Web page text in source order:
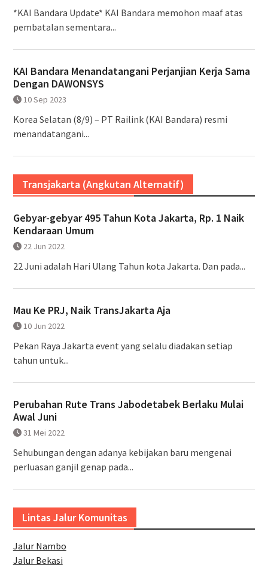
*KAI Bandara Update* KAI Bandara memohon maaf atas
pembatalan sementara...
KAI Bandara Menandatangani Perjanjian Kerja Sama
Dengan DAWONSYS
10 Sep 2023
Korea Selatan (8/9) – PT Railink (KAI Bandara) resmi
menandatangani...
Transjakarta (Angkutan Alternatif)
Gebyar-gebyar 495 Tahun Kota Jakarta, Rp. 1 Naik
Kendaraan Umum
22 Jun 2022
22 Juni adalah Hari Ulang Tahun kota Jakarta. Dan pada...
Mau Ke PRJ, Naik TransJakarta Aja
10 Jun 2022
Pekan Raya Jakarta event yang selalu diadakan setiap
tahun untuk...
Perubahan Rute Trans Jabodetabek Berlaku Mulai
Awal Juni
31 Mei 2022
Sehubungan dengan adanya kebijakan baru mengenai
perluasan ganjil genap pada...
Lintas Jalur Komunitas
Jalur Nambo
Jalur Bekasi